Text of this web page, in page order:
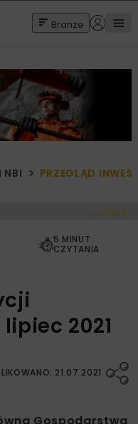
Branże
NBI PRZEGLĄD
< Cofnij
5 MINUT
CZYTANIA
2021
21.07.2021